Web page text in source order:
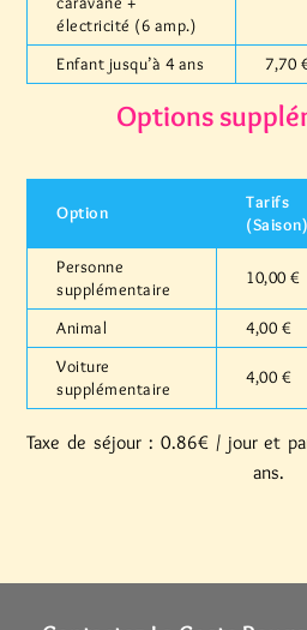
électricité (6 amp.)
Enfant jusqu’à 4 ans 7,70
Options
Option
Tarifs
(Saison)
Personne
supplémentaire
10,00 €
Animal 4,00 €
Voiture
supplémentaire
4,00 €
Taxe de séjour : 0.86€ / jour et
ans.